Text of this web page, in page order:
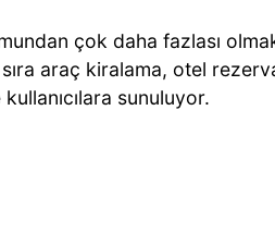
çok daha fazlası
araç kiralama, otel
sunuluyor.